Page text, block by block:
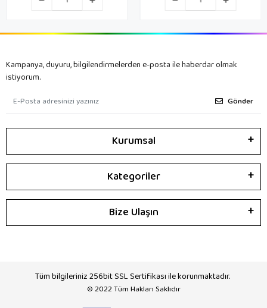
Kampanya, duyuru, bilgilendirmelerden e-posta ile haberdar olmak
istiyorum.
Gönder
Kurumsal
Kategoriler
Bize Ulaşın
Tüm bilgileriniz 256bit SSL Sertifikası ile korunmaktadır.
© 2022Tüm Hakları Saklıdır